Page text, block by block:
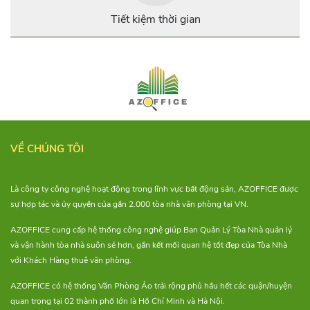
Tiết kiệm thời gian
VỀ CHÚNG TÔI
Là công ty công nghệ hoạt động trong lĩnh vực bất động sản, AZOFFICE được
sự hợp tác và ủy quyền của gần 2.000 tòa nhà văn phòng tại VN.
AZOFFICE cung cấp hệ thống công nghệ giúp Ban Quản Lý Tòa Nhà quản lý
và vận hành tòa nhà suôn sẻ hơn, gắn kết mối quan hệ tốt đẹp của Tòa Nhà
với Khách Hàng thuê văn phòng.
AZOFFICE có hệ thống Văn Phòng Ảo trải rộng phủ hầu hết các quận/huyện
quan trọng tại 02 thành phố lớn là Hồ Chí Minh và Hà Nội.